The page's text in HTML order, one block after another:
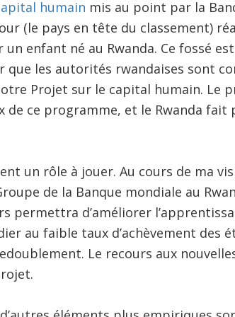
humain mis au point par la
(le pays en tête du classement)
un enfant né au Rwanda. Ce fossé
que les autorités rwandaises sont
Projet sur le capital humain. Le
de ce programme, et le Rwanda fait
un rôle à jouer. Au cours de ma
de la Banque mondiale au
permettra d’améliorer
au faible taux d’achèvement des
Le recours aux